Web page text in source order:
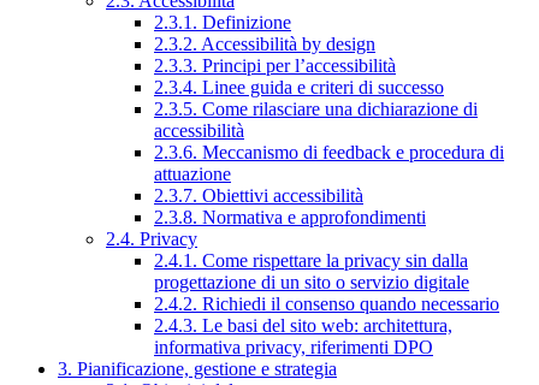
2.3.1. Definizione
2.3.2. Accessibilità by design
2.3.3. Principi per l’accessibilità
2.3.4. Linee guida e criteri di successo
2.3.5. Come rilasciare una dichiarazione di
accessibilità
2.3.6. Meccanismo di feedback e procedura di
attuazione
2.3.7. Obiettivi accessibilità
2.3.8. Normativa e approfondimenti
2.4. Privacy
2.4.1. Come rispettare la privacy sin dalla
progettazione di un sito o servizio digitale
2.4.2. Richiedi il consenso quando necessario
2.4.3. Le basi del sito web: architettura,
informativa privacy, riferimenti DPO
3. Pianificazione, gestione e strategia